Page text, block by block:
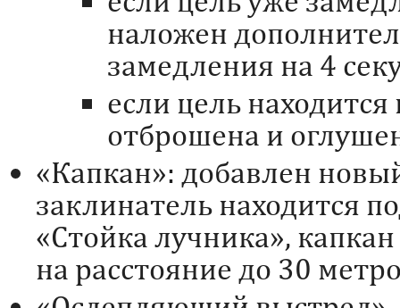
наложен
замедления на 4
если цель находится
отброшена и
«Капкан»: добавлен
заклинатель находится
«Стойка лучника»,
на расстояние до 30